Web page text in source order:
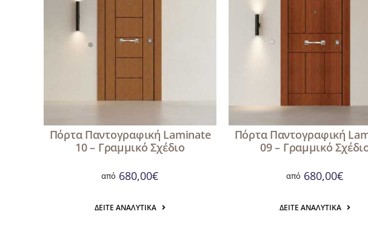
Πόρτα Παντογραφική Laminate
10 – Γραμμικό Σχέδιο
από 680,00€
ΔΕΊΤΕ ΑΝΑΛΥΤΙΚΆ
Πόρτα Παντογραφική
09 – Γραμμικό
από 680,00€
ΔΕΊΤΕ ΑΝΑΛΥΤΙΚΆ